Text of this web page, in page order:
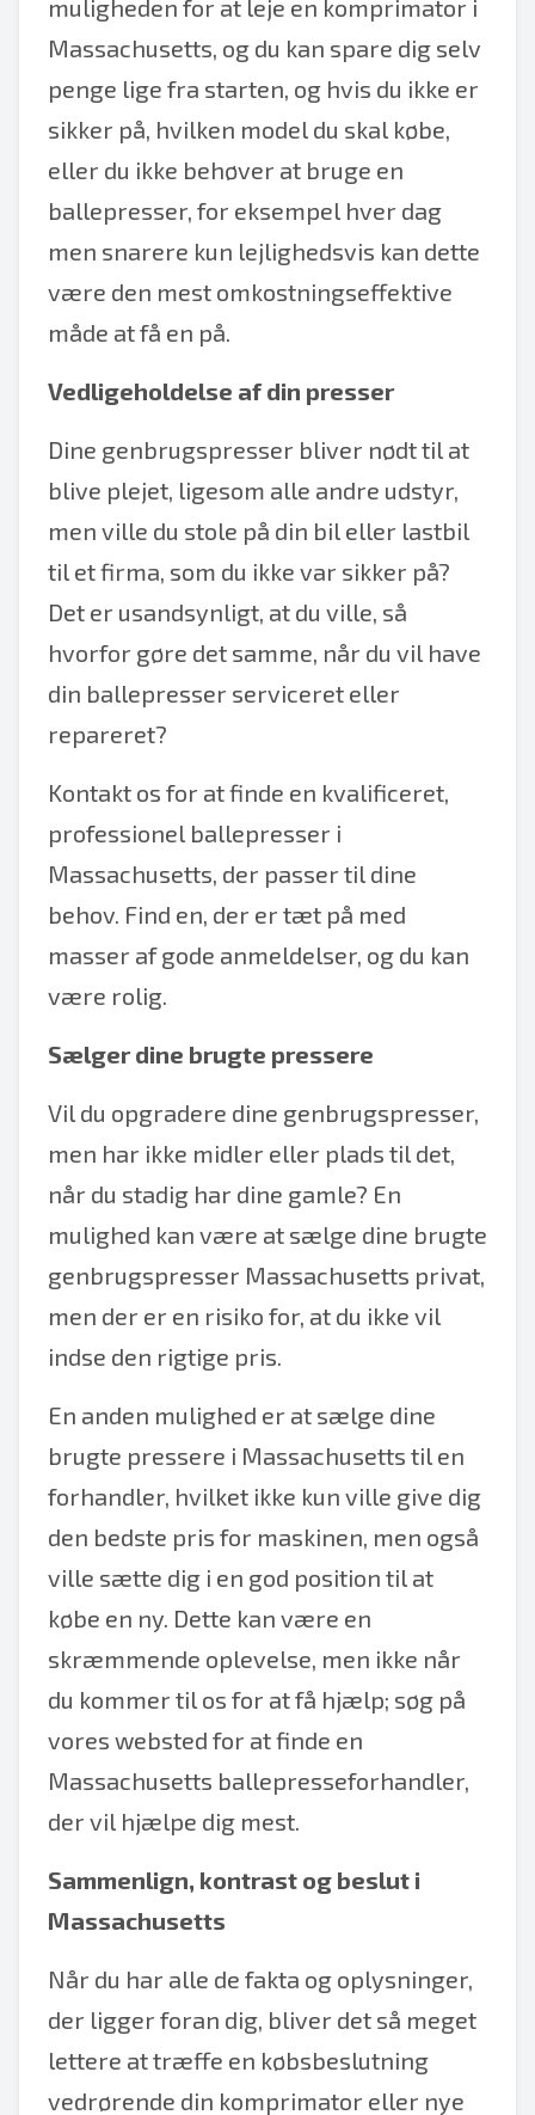
muligheden for at leje en komprimator i
Massachusetts, og du kan spare dig selv
penge lige fra starten, og hvis du ikke er
sikker på, hvilken model du skal købe,
eller du ikke behøver at bruge en
ballepresser, for eksempel hver dag
men snarere kun lejlighedsvis kan dette
være den mest omkostningseffektive
måde at få en på.
Vedligeholdelse af din presser
Dine genbrugspresser bliver nødt til at
blive plejet, ligesom alle andre udstyr,
men ville du stole på din bil eller lastbil
til et firma, som du ikke var sikker på?
Det er usandsynligt, at du ville, så
hvorfor gøre det samme, når du vil have
din ballepresser serviceret eller
repareret?
Kontakt os for at finde en kvalificeret,
professionel ballepresser i
Massachusetts, der passer til dine
behov. Find en, der er tæt på med
masser af gode anmeldelser, og du kan
være rolig.
Sælger dine brugte pressere
Vil du opgradere dine genbrugspresser,
men har ikke midler eller plads til det,
når du stadig har dine gamle? En
mulighed kan være at sælge dine brugte
genbrugspresser Massachusetts privat,
men der er en risiko for, at du ikke vil
indse den rigtige pris.
En anden mulighed er at sælge dine
brugte pressere i Massachusetts til en
forhandler, hvilket ikke kun ville give dig
den bedste pris for maskinen, men også
ville sætte dig i en god position til at
købe en ny. Dette kan være en
skræmmende oplevelse, men ikke når
du kommer til os for at få hjælp; søg på
vores websted for at finde en
Massachusetts ballepresseforhandler,
der vil hjælpe dig mest.
Sammenlign, kontrast og beslut i
Massachusetts
Når du har alle de fakta og oplysninger,
der ligger foran dig, bliver det så meget
lettere at træffe en købsbeslutning
vedrørende din komprimator eller nye